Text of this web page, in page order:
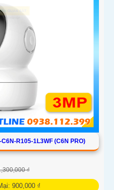
R105-1L3WF (C6N PRO)
₫
900,000 ₫